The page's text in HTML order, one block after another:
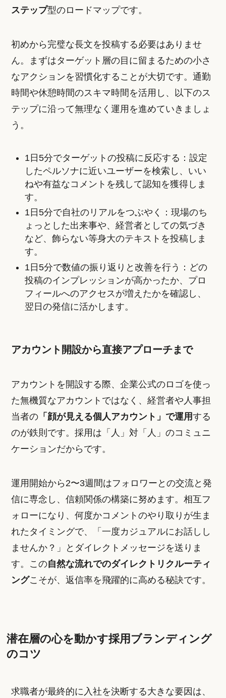
ステップ型のロードマップです。
初めから完璧な長文を投稿する必要はありませ
ん。まずはターゲット層の目に留まるための小さ
なアクションを習慣化することが大切です。通勤
時間や休憩時間のスキマ時間を活用し、以下のス
テップに沿って無理なく運用を進めていきましょ
う。
1日5分でターゲットの投稿に反応する：設定
したペルソナに近いユーザーを検索し、いい
ねや有益なコメントを残して認知を獲得しま
す。
1日5分で自社のリアルをつぶやく：現場のち
ょっとした出来事や、経営者としての気づき
など、飾らない等身大のテキストを投稿しま
す。
1日5分で数値の振り返りと改善を行う：どの
投稿のインプレッションが高かったか、プロ
フィールへのアクセスが増えたかを確認し、
翌日の発信に活かします。
アカウント開設から直接アプローチまで
アカウントを開設する際、企業公式のロゴを使っ
た無機質なアカウントではなく、経営者や人事担
当者の 「顔が見える個人アカウント」で運用する
のが鉄則です。採用は「人」対「人」のコミュニ
ケーションだからです。
運用開始から2〜3週間はフォロワーとの交流と発
信に専念し、信頼関係の構築に努めます。相互フ
ォローになり、何度かコメントのやり取りが生ま
れたタイミングで、「一度カジュアルにお話しし
ませんか？」とダイレクトメッセージを送りま
す。この自然な流れでのダイレクトリクルーティ
ングこそが、返信率を飛躍的に高める秘訣です。
潜在層の心を動かす採用ブランディング
のコツ
求職者が最終的に入社を決断する大きな要因は、